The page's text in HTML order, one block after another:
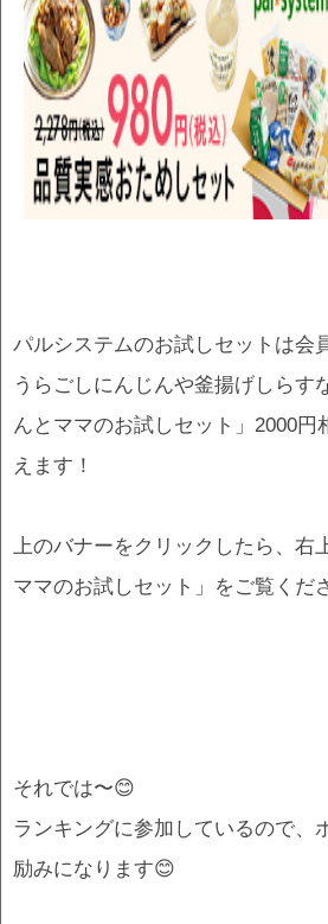
パルシステムのお試しセットは会
うらごしにんじんや釜揚げしらす
んとママのお試しセット」2000円
えます！
上のバナーをクリックしたら、右
ママのお試しセット」をご覧くだ
それでは〜😊
ランキングに参加しているので、
励みになります😊